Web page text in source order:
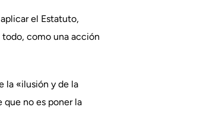
el Estatuto,
como una acción
la «ilusión y de la
que no es poner la